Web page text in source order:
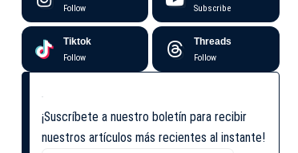
Follow Subscribe
Tiktok
Follow
Threads
Follow
¡Suscríbete a nuestro boletín para recibir
nuestros artículos más recientes al instante!